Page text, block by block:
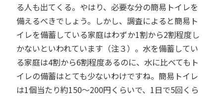
る人も出てくる。やはり、必要な分の簡易トイレを
備えるべきでしょう。しかし、調査によると簡易ト
イレを備蓄している家庭はわずか1割から2割程度し
かないといわれています（注３）。水を備蓄してい
る家庭は4割から6割程度あるのに、水に比べてもト
イレの備蓄はとても少ないわけですね。簡易トイレ
は1個当たり約150〜200円くらいで、1日で5回くら